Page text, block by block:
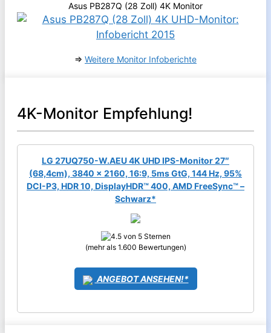
Asus PB287Q (28 Zoll) 4K Monitor
⇒ Weitere Monitor Infoberichte
4K-Monitor Empfehlung!
LG 27UQ750-W.AEU 4K UHD IPS-Monitor 27″
(68,4cm), 3840 x 2160, 16:9, 5ms GtG, 144 Hz, 95%
DCI-P3, HDR 10, DisplayHDR™ 400, AMD FreeSync™ –
Schwarz*
(mehr als 1.600 Bewertungen)
ANGEBOT ANSEHEN!*